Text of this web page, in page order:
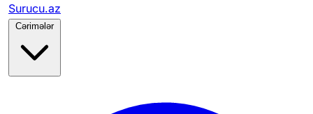
Surucu.az
Cərimələr